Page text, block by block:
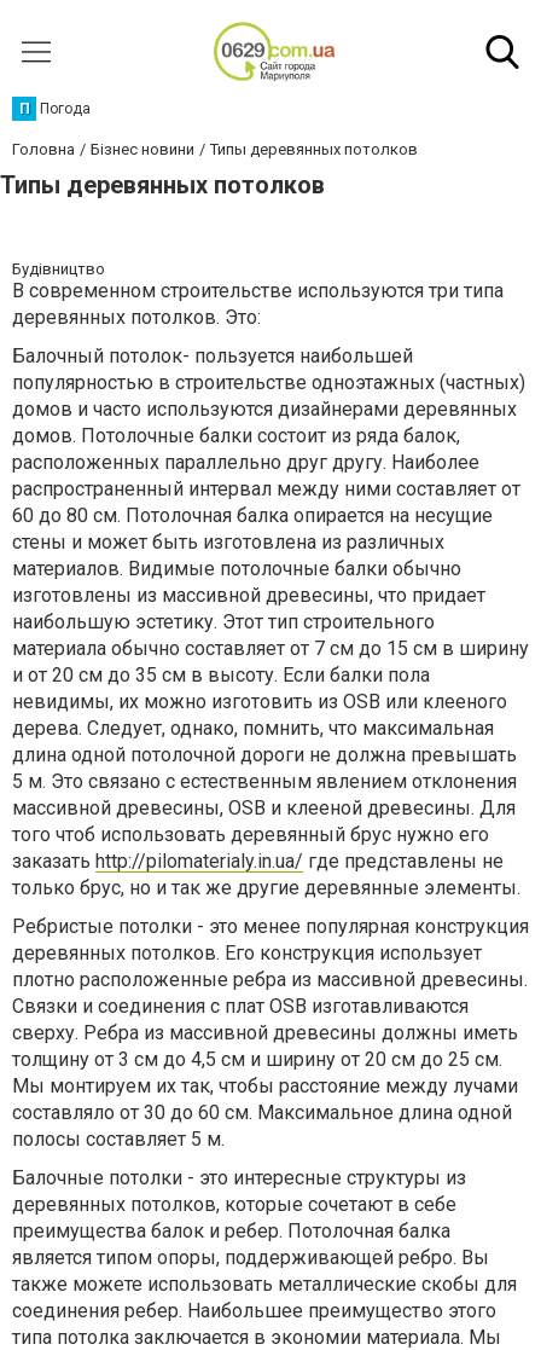
П Погода
Головна Бізнес новини Типы деревянных потолков
Типы деревянных потолков
Будівництво
В современном строительстве используются три типа
деревянных потолков. Это:
Балочный потолок- пользуется наибольшей
популярностью в строительстве одноэтажных (частных)
домов и часто используются дизайнерами деревянных
домов. Потолочные балки состоит из ряда балок,
расположенных параллельно друг другу. Наиболее
распространенный интервал между ними составляет от
60 до 80 см. Потолочная балка опирается на несущие
стены и может быть изготовлена из различных
материалов. Видимые потолочные балки обычно
изготовлены из массивной древесины, что придает
наибольшую эстетику. Этот тип строительного
материала обычно составляет от 7 см до 15 см в ширину
и от 20 см до 35 см в высоту. Если балки пола
невидимы, их можно изготовить из OSB или клееного
дерева. Следует, однако, помнить, что максимальная
длина одной потолочной дороги не должна превышать
5 м. Это связано с естественным явлением отклонения
массивной древесины, OSB и клееной древесины. Для
того чтоб использовать деревянный брус нужно его
заказать http://pilomaterialy.in.ua/ где представлены не
только брус, но и так же другие деревянные элементы.
Ребристые потолки - это менее популярная конструкция
деревянных потолков. Его конструкция использует
плотно расположенные ребра из массивной древесины.
Связки и соединения с плат OSB изготавливаются
сверху. Ребра из массивной древесины должны иметь
толщину от 3 см до 4,5 см и ширину от 20 см до 25 см.
Мы монтируем их так, чтобы расстояние между лучами
составляло от 30 до 60 см. Максимальное длина одной
полосы составляет 5 м.
Балочные потолки - это интересные структуры из
деревянных потолков, которые сочетают в себе
преимущества балок и ребер. Потолочная балка
является типом опоры, поддерживающей ребро. Вы
также можете использовать металлические скобы для
соединения ребер. Наибольшее преимущество этого
типа потолка заключается в экономии материала. Мы